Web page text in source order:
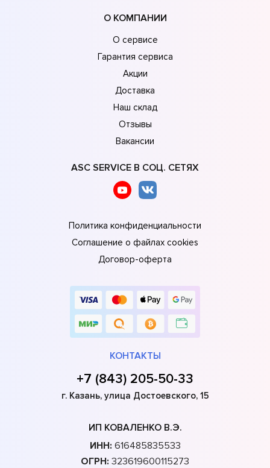
О КОМПАНИИ
О сервисе
Гарантия сервиса
Акции
Доставка
Наш склад
Отзывы
Вакансии
ASC SERVICE В СОЦ. СЕТЯХ
Политика конфиденциальности
Соглашение о файлах cookies
Договор-оферта
КОНТАКТЫ
+7 (843) 205-50-33
г. Казань, улица Достоевского, 15
ИП КОВАЛЕНКО В.Э.
ИНН: 616485835533
ОГРН: 323619600115273